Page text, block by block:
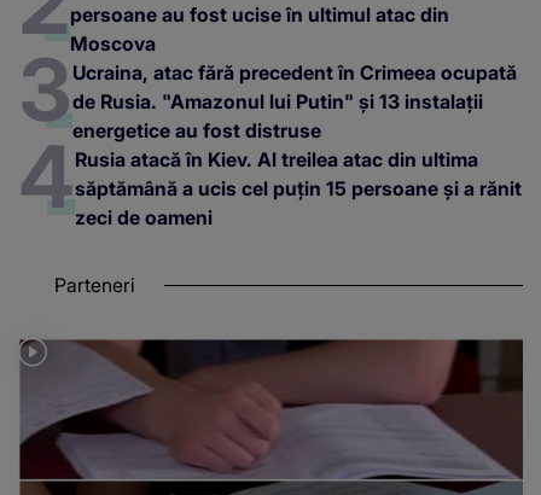
persoane au fost ucise în ultimul atac din
Moscova
Ucraina, atac fără precedent în Crimeea ocupată
de Rusia. "Amazonul lui Putin" și 13 instalații
energetice au fost distruse
Rusia atacă în Kiev. Al treilea atac din ultima
săptămână a ucis cel puțin 15 persoane și a rănit
zeci de oameni
Parteneri